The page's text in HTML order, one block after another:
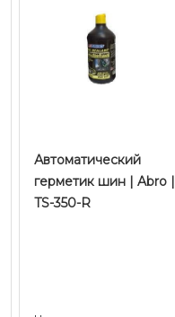
Автоматический
герметик шин | Abro |
TS-350-R